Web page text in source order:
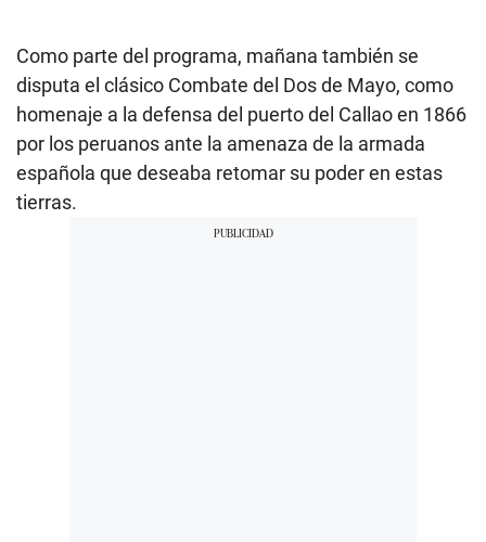
Como parte del programa, mañana también se
disputa el clásico Combate del Dos de Mayo, como
homenaje a la defensa del puerto del Callao en 1866
por los peruanos ante la amenaza de la armada
española que deseaba retomar su poder en estas
tierras.